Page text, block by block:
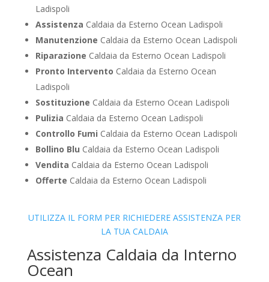
Ladispoli
Assistenza Caldaia da Esterno Ocean Ladispoli
Manutenzione Caldaia da Esterno Ocean Ladispoli
Riparazione Caldaia da Esterno Ocean Ladispoli
Pronto Intervento Caldaia da Esterno Ocean
Ladispoli
Sostituzione Caldaia da Esterno Ocean Ladispoli
Pulizia Caldaia da Esterno Ocean Ladispoli
Controllo Fumi Caldaia da Esterno Ocean Ladispoli
Bollino Blu Caldaia da Esterno Ocean Ladispoli
Vendita Caldaia da Esterno Ocean Ladispoli
Offerte Caldaia da Esterno Ocean Ladispoli
UTILIZZA IL FORM PER RICHIEDERE ASSISTENZA PER
LA TUA CALDAIA
Assistenza Caldaia da Interno
Ocean